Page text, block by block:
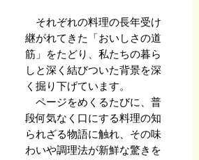
それぞれの料理の長年受け
継がれてきた「おいしさの道
筋」をたどり、私たちの暮ら
しと深く結びついた背景を深
く掘り下げています。
ページをめくるたびに、普
段何気なく口にする料理の知
られざる物語に触れ、その味
わいや調理法が新鮮な驚きを